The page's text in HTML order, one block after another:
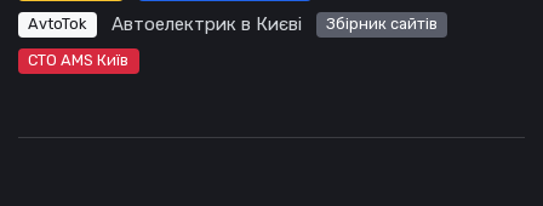
AvtoTok Автоелектрик в Києві
Збірник сайтів
СТО AMS Київ